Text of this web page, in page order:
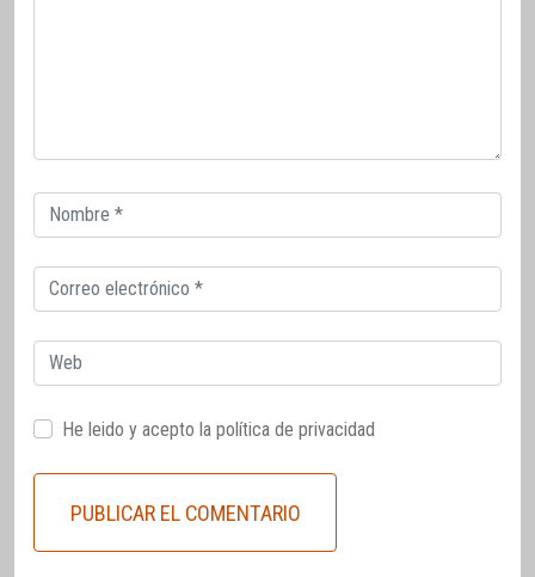
Correo
electrónico
Correo
electrónico
Web
He leido y acepto la política de privacidad